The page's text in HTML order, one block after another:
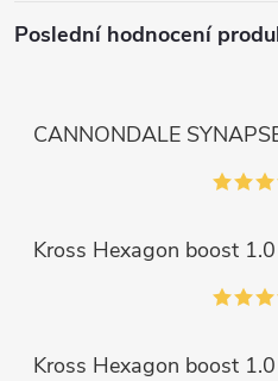
Poslední hodnocení
CANNONDALE
Kross Hexagon boost
Kross Hexagon boost